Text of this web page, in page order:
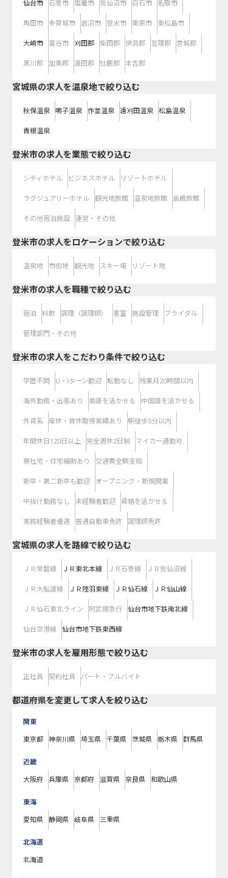
仙台市 石巻市 塩竈市 気仙沼市 白石市 名取市
角田市 多賀城市 岩沼市 登米市 栗原市 東松島市
大崎市 富谷市 刈田郡 柴田郡 伊具郡 亘理郡 宮城郡
黒川郡 加美郡 遠田郡 牡鹿郡 本吉郡
宮城県の求人を温泉地で絞り込む
秋保温泉 鳴子温泉 作並温泉 遠刈田温泉 松島温泉
青根温泉
登米市の求人を業態で絞り込む
シティホテル ビジネスホテル リゾートホテル
ラグジュアリーホテル 観光地旅館 温泉地旅館 高級旅館
その他宿泊施設 運営・その他
登米市の求人をロケーションで絞り込む
温泉地 市街地 観光地 スキー場 リゾート地
登米市の求人を職種で絞り込む
宿泊 料飲 調理（調理師） 客室 施設管理 ブライダル
管理部門・その他
登米市の求人をこだわり条件で絞り込む
学歴不問 U・Iターン歓迎 転勤なし 残業月20時間以内
海外勤務・出張あり 英語を活かせる 中国語を活かせる
外資系 産休・育休取得実績あり 駅徒歩5分以内
年間休日120日以上 完全週休2日制 マイカー通勤可
寮社宅・住宅補助あり 交通費全額支給
新卒・第二新卒も歓迎 オープニング・新規開業
中抜け勤務なし 未経験者歓迎 資格を活かせる
実務経験者優遇 普通自動車免許 調理師免許
宮城県の求人を路線で絞り込む
ＪＲ常磐線 ＪＲ東北本線 ＪＲ石巻線 ＪＲ気仙沼線
ＪＲ大船渡線 ＪＲ陸羽東線 ＪＲ仙石線 ＪＲ仙山線
ＪＲ仙石東北ライン 阿武隈急行 仙台市地下鉄南北線
仙台空港線 仙台市地下鉄東西線
登米市の求人を雇用形態で絞り込む
正社員 契約社員 パート・アルバイト
都道府県を変更して求人を絞り込む
関東
東京都 神奈川県 埼玉県 千葉県 茨城県 栃木県 群馬県
近畿
大阪府 兵庫県 京都府 滋賀県 奈良県 和歌山県
東海
愛知県 静岡県 岐阜県 三重県
北海道
北海道